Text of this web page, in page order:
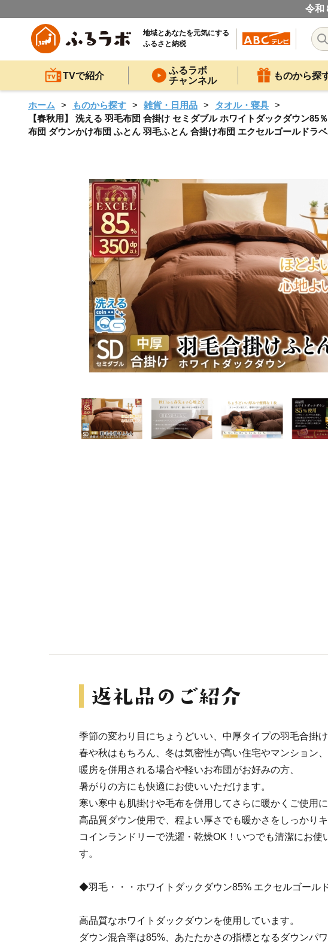
令和
地域とあなたを元気にする
ふるさと納税
TVで紹介
ふるラボ
チャンネル
ものから探
ホーム ものから探す 雑貨・日用品
タオル・寝具
【春秋用】 洗える 羽毛布団 合掛け セミダブル ホワイトダックダウン
布団 ダウンかけ布団 ふとん 羽毛ふとん 合掛け布団 エクセルゴールドラ
季節の変わり目にちょうどいい、中厚タイプの羽毛合掛け
春や秋はもちろん、冬は気密性が高い住宅やマンション、
暖房を併用される場合や軽いお布団がお好みの方、
暑がりの方にも快適にお使いいただけます。
寒い寒中も肌掛けや毛布を併用してさらに暖かくご使用に
高品質ダウン使用で、程よい厚さでも暖かさをしっかりキ
コインランドリーで洗濯・乾燥OK！いつでも清潔にお使
す。
◆羽毛・・・ホワイトダックダウン85% エクセルゴール
高品質なホワイトダックダウンを使用しています。
ダウン混合率は85%、あたたかさの指標となるダウンパ